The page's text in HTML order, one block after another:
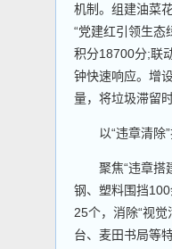
机制。组建油菜
“党建红引领生态
积分18700分;联
钟快速响应。增
量，将垃圾滞留
以“违章清除”
聚焦“违章搭建
钢、塑料围挡
25个，消除“视
台、麦田书局等